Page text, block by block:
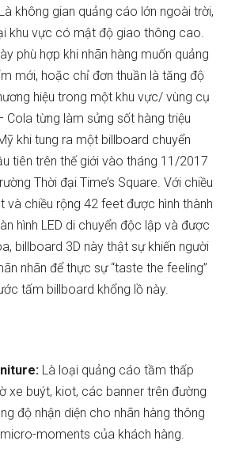
Là không gian quảng cáo lớn ngoài trời,
khu vực có mật độ giao thông cao.
phù hợp khi nhãn hàng muốn quảng
mới, hoặc chỉ đơn thuần là tăng độ
hiệu trong một khu vực/ vùng cụ
Cola từng làm sửng sốt hàng triệu
khi tung ra một billboard chuyển
tiên trên thế giới vào tháng 11/2017
Thời đại Time’s Square. Với chiều
và chiều rộng 42 feet được hình thành
hình LED di chuyển độc lập và được
billboard 3D này thật sự khiến người
nhãn để thực sự “taste the feeling”
tấm billboard khổng lồ này.
Là loại quảng cáo tầm thấp
xe buýt, kiot, các banner trên đường
độ nhận diện cho nhãn hàng thông
moments của khách hàng.